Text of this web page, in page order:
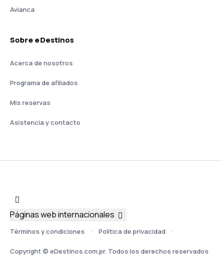
Avianca
Sobre eDestinos
Acerca de nosotros
Programa de afiliados
Mis reservas
Asistencia y contacto
Términos y condiciones Política de privacidad
Copyright © eDestinos.com.pr. Todos los derechos reservados
Páginas web internacionales